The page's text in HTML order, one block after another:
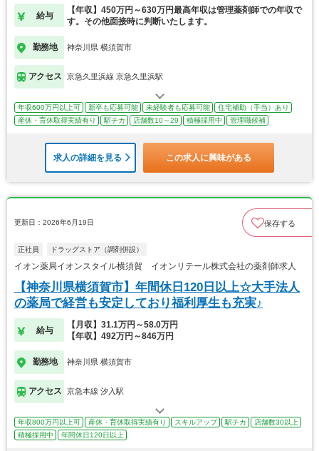
給与
【年収】450万円～630万円最高年収は管理薬剤師での年収で
す。その他面接時に判断いたします。
勤務地 神奈川県 横須賀市
アクセス 京急久里浜線 京急久里浜駅
年収600万円以上可 新卒も応募可能 未経験者も応募可能
住宅補助（手当）あり
産休・育休取得実績有り
駅チカ 店舗数10～29 積極採用中 管理職候補
求人の詳細を見る この求人に興味がある
更新日：2026年6月19日 保存する
正社員 ドラッグストア（調剤併設）
イオン薬局イオンスタイル横須賀 イオンリテール株式会社の薬剤師求人
【神奈川県横須賀市】年間休日120日以上☆大手法人
の薬局で経営も安定しており福利厚生も充実♪
給与
【月収】31.1万円～58.0万円
【年収】492万円～846万円
勤務地 神奈川県 横須賀市
アクセス 京急本線 汐入駅
年収800万円以上可 産休・育休取得実績有り スキルアップ 駅チカ
店舗数30以上
積極採用中
年間休日120日以上